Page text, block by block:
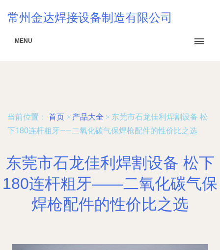
常州金达焊接设备制造有限公司
MENU
当前位置： 首页 > 产品大全 > 东莞市石龙佳利焊割设备 松
下180连杆粗牙——二氧化碳气保焊枪配件的性价比之选
东莞市石龙佳利焊割设备 松下
180连杆粗牙——二氧化碳气保
焊枪配件的性价比之选